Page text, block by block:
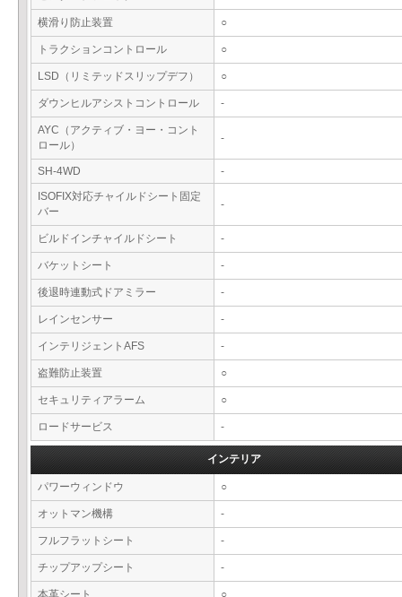
横滑り防止装置 ○
トラクションコントロール ○
LSD（リミテッドスリップデフ） ○
ダウンヒルアシストコントロール -
AYC（アクティブ・ヨー・コント
ロール）
-
SH-4WD
-
ISOFIX対応チャイルドシート固定
バー
-
ビルドインチャイルドシート -
バケットシート -
後退時連動式ドアミラー -
レインセンサー -
インテリジェントAFS -
盗難防止装置 ○
セキュリティアラーム ○
ロードサービス -
インテリア
パワーウィンドウ ○
オットマン機構 -
フルフラットシート -
チップアップシート -
本革シート ○